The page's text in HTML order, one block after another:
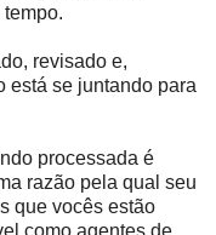
revisado e,
está se juntando para
processada é
razão pela qual seu
que vocês estão
como agentes de